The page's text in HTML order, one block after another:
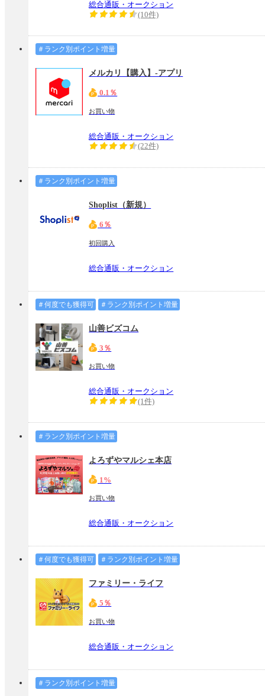
総合通販・オークション
(10件)
＃ランク別ポイント増量
メルカリ【購入】-アプリ
0.1％
お買い物
総合通販・オークション
(22件)
＃ランク別ポイント増量
Shoplist（新規）
6％
初回購入
総合通販・オークション
＃何度でも獲得可 ＃ランク別ポイント増量
山善ビズコム
3％
お買い物
総合通販・オークション
(1件)
＃ランク別ポイント増量
よろずやマルシェ本店
1%
お買い物
総合通販・オークション
＃何度でも獲得可 ＃ランク別ポイント増量
ファミリー・ライフ
5％
お買い物
総合通販・オークション
＃ランク別ポイント増量